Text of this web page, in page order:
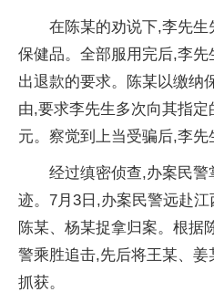
在陈某的劝说下,李先生
保健品。全部服用完后,李
出退款的要求。陈某以缴纳
由,要求李先生多次向其指
元。察觉到上当受骗后,李先
经过缜密侦查,办案民
迹。7月3日,办案民警远赴
陈某、杨某捉拿归案。根据
警乘胜追击,先后将王某、姜
抓获。